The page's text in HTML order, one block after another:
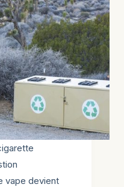
vape devient